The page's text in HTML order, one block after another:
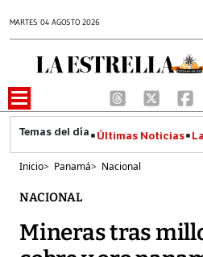
MARTES 04 AGOSTO 2026
Últimas Noticias
Inicio> Panamá> Nacional
NACIONAL
Mineras tras